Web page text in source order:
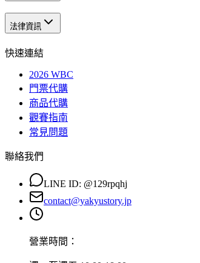
法律資訊
快速連結
2026 WBC
門票代購
商品代購
觀賽指南
常見問題
聯絡我們
LINE ID: @129rpqhj
contact@yakyustory.jp
營業時間：